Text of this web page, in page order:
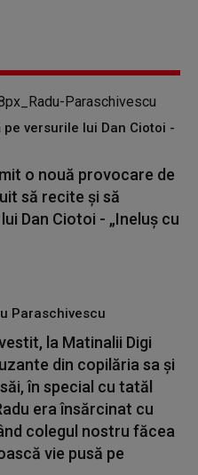
versurile lui Dan Ciotoi -
o nouă provocare de
să recite și să
Dan Ciotoi - „Ineluș cu
Paraschivescu
la Matinalii Digi
din copilăria sa și
în special cu tatăl
era însărcinat cu
colegul nostru făcea
vie pusă pe